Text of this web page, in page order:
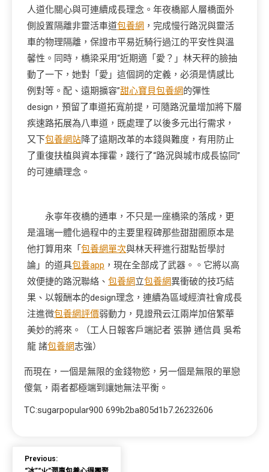
人道化關心與可連續成長理念。年夜橋鄙人層橋面外
側設置隔離非靈活車道包養網 ，完成慢行路況與靈活
車的物理隔離，保證市平易近騎行過江的平安性與溫
馨性。同時，橋梁采用“近期適「愛？」林天秤的臉抽
動了一下，她對「愛」這個詞的定義，必須是情感比
例對等。配、遠期擴容”甜心寶貝包養網的彈性
design，預留了車道拓寬前提，可隨路況量增加將下層
疾速路拓展為八車道，既處理了以後多元出行需求，
又下包養網站降了遠期改革的本錢與難度，有用防止
了重復扶植與資本揮霍，踐行了“路況與城市成長協同”
的可連續理念。
永寧年夜橋的通車，不只是一座橋梁的落成，更
是溫瑞一體化過程中的主要里程碑那些甜甜圈原本是
他打算用來「 包養網單次與林天秤進行甜點哲學討
論」的道具包養app ，現在全部成了武器。。它將以高
效便捷的路況聯絡、 包養網立包養網異衝破的技巧結
果、以報酬本的design理念，連續為區域經濟社會成長
注進微包養網評價弱動力，見證飛云江兩岸加倍繁華
美妙的將來。（工人日報客戶端記者 張翀 通信員 吳希
龍 諸包養網志強）
而現在，一個是無限的金錢物慾，另一個是無限的單戀
傻氣，兩者都極端到讓她無法平衡。
TC:sugarpopular900 699b2ba805d1b7.26232606
Previous: